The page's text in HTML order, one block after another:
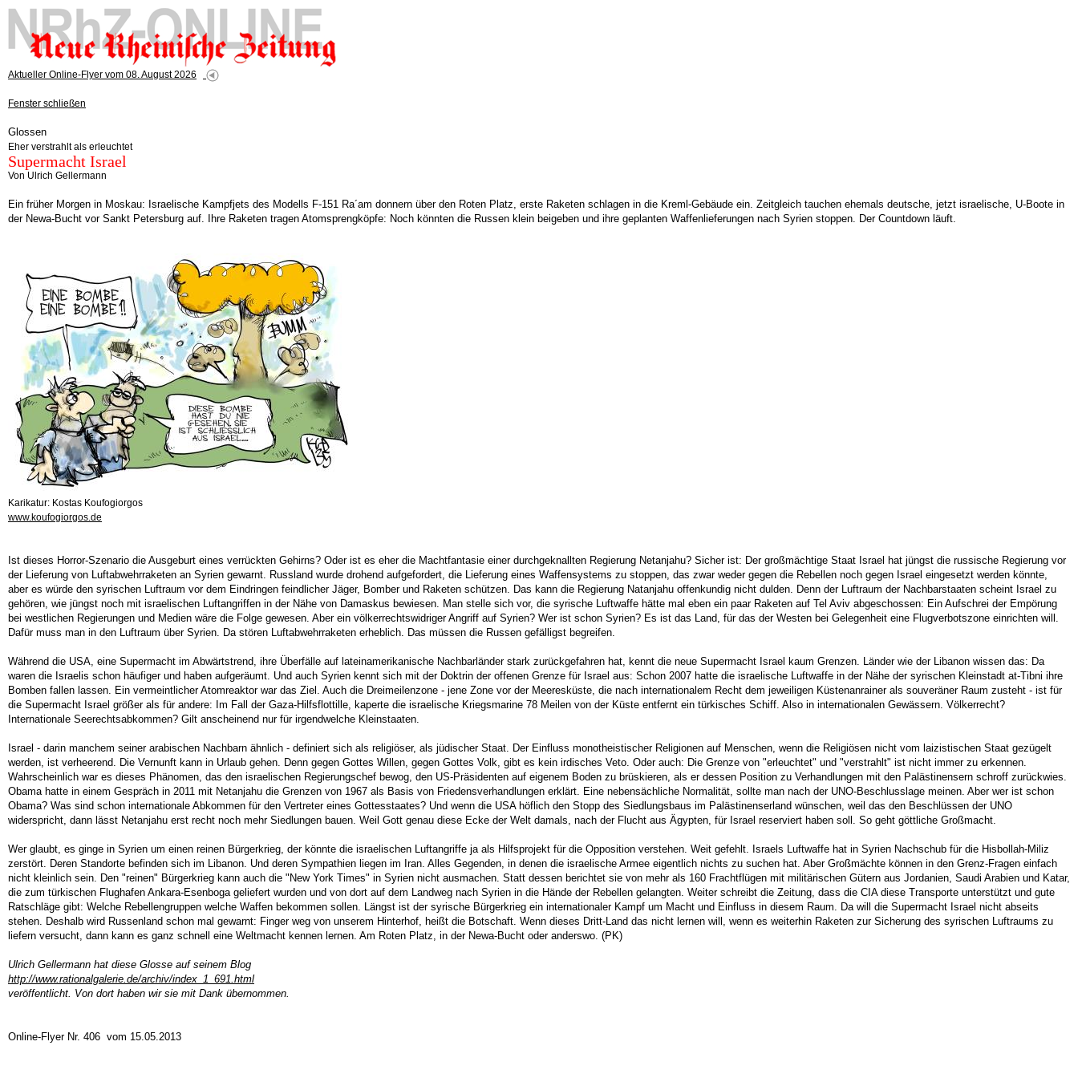
Aktueller Online-Flyer vom 08. August 2026
Fenster schließen
Glossen
Eher verstrahlt als erleuchtet
Supermacht Israel
Von Ulrich Gellermann
Ein früher Morgen in Moskau: Israelische Kampfjets des Modells F-151 Ra´am donnern über den Roten Platz, erste Raketen schlagen in die Kreml-Gebäude ein. Zeitgleich tauchen ehemals deutsche, jetzt israelische, U-Boote in
der Newa-Bucht vor Sankt Petersburg auf. Ihre Raketen tragen Atomsprengköpfe: Noch könnten die Russen klein beigeben und ihre geplanten Waffenlieferungen nach Syrien stoppen. Der Countdown läuft.
Karikatur: Kostas Koufogiorgos
www.koufogiorgos.de
Ist dieses Horror-Szenario die Ausgeburt eines verrückten Gehirns? Oder ist es eher die Machtfantasie einer durchgeknallten Regierung Netanjahu? Sicher ist: Der großmächtige Staat Israel hat jüngst die russische Regierung vor
der Lieferung von Luftabwehrraketen an Syrien gewarnt. Russland wurde drohend aufgefordert, die Lieferung eines Waffensystems zu stoppen, das zwar weder gegen die Rebellen noch gegen Israel eingesetzt werden könnte,
aber es würde den syrischen Luftraum vor dem Eindringen feindlicher Jäger, Bomber und Raketen schützen. Das kann die Regierung Natanjahu offenkundig nicht dulden. Denn der Luftraum der Nachbarstaaten scheint Israel zu
gehören, wie jüngst noch mit israelischen Luftangriffen in der Nähe von Damaskus bewiesen. Man stelle sich vor, die syrische Luftwaffe hätte mal eben ein paar Raketen auf Tel Aviv abgeschossen: Ein Aufschrei der Empörung
bei westlichen Regierungen und Medien wäre die Folge gewesen. Aber ein völkerrechtswidriger Angriff auf Syrien? Wer ist schon Syrien? Es ist das Land, für das der Westen bei Gelegenheit eine Flugverbotszone einrichten will.
Dafür muss man in den Luftraum über Syrien. Da stören Luftabwehrraketen erheblich. Das müssen die Russen gefälligst begreifen.
Während die USA, eine Supermacht im Abwärtstrend, ihre Überfälle auf lateinamerikanische Nachbarländer stark zurückgefahren hat, kennt die neue Supermacht Israel kaum Grenzen. Länder wie der Libanon wissen das: Da
waren die Israelis schon häufiger und haben aufgeräumt. Und auch Syrien kennt sich mit der Doktrin der offenen Grenze für Israel aus: Schon 2007 hatte die israelische Luftwaffe in der Nähe der syrischen Kleinstadt at-Tibni ihre
Bomben fallen lassen. Ein vermeintlicher Atomreaktor war das Ziel. Auch die Dreimeilenzone - jene Zone vor der Meeresküste, die nach internationalem Recht dem jeweiligen Küstenanrainer als souveräner Raum zusteht - ist für
die Supermacht Israel größer als für andere: Im Fall der Gaza-Hilfsflottille, kaperte die israelische Kriegsmarine 78 Meilen von der Küste entfernt ein türkisches Schiff. Also in internationalen Gewässern. Völkerrecht?
Internationale Seerechtsabkommen? Gilt anscheinend nur für irgendwelche Kleinstaaten.
Israel - darin manchem seiner arabischen Nachbarn ähnlich - definiert sich als religiöser, als jüdischer Staat. Der Einfluss monotheistischer Religionen auf Menschen, wenn die Religiösen nicht vom laizistischen Staat gezügelt
werden, ist verheerend. Die Vernunft kann in Urlaub gehen. Denn gegen Gottes Willen, gegen Gottes Volk, gibt es kein irdisches Veto. Oder auch: Die Grenze von "erleuchtet" und "verstrahlt" ist nicht immer zu erkennen.
Wahrscheinlich war es dieses Phänomen, das den israelischen Regierungschef bewog, den US-Präsidenten auf eigenem Boden zu brüskieren, als er dessen Position zu Verhandlungen mit den Palästinensern schroff zurückwies.
Obama hatte in einem Gespräch in 2011 mit Netanjahu die Grenzen von 1967 als Basis von Friedensverhandlungen erklärt. Eine nebensächliche Normalität, sollte man nach der UNO-Beschlusslage meinen. Aber wer ist schon
Obama? Was sind schon internationale Abkommen für den Vertreter eines Gottesstaates? Und wenn die USA höflich den Stopp des Siedlungsbaus im Palästinenserland wünschen, weil das den Beschlüssen der UNO
widerspricht, dann lässt Netanjahu erst recht noch mehr Siedlungen bauen. Weil Gott genau diese Ecke der Welt damals, nach der Flucht aus Ägypten, für Israel reserviert haben soll. So geht göttliche Großmacht.
Wer glaubt, es ginge in Syrien um einen reinen Bürgerkrieg, der könnte die israelischen Luftangriffe ja als Hilfsprojekt für die Opposition verstehen. Weit gefehlt. Israels Luftwaffe hat in Syrien Nachschub für die Hisbollah-Miliz
zerstört. Deren Standorte befinden sich im Libanon. Und deren Sympathien liegen im Iran. Alles Gegenden, in denen die israelische Armee eigentlich nichts zu suchen hat. Aber Großmächte können in den Grenz-Fragen einfach
nicht kleinlich sein. Den "reinen" Bürgerkrieg kann auch die "New York Times" in Syrien nicht ausmachen. Statt dessen berichtet sie von mehr als 160 Frachtflügen mit militärischen Gütern aus Jordanien, Saudi Arabien und Katar,
die zum türkischen Flughafen Ankara-Esenboga geliefert wurden und von dort auf dem Landweg nach Syrien in die Hände der Rebellen gelangten. Weiter schreibt die Zeitung, dass die CIA diese Transporte unterstützt und gute
Ratschläge gibt: Welche Rebellengruppen welche Waffen bekommen sollen. Längst ist der syrische Bürgerkrieg ein internationaler Kampf um Macht und Einfluss in diesem Raum. Da will die Supermacht Israel nicht abseits
stehen. Deshalb wird Russenland schon mal gewarnt: Finger weg von unserem Hinterhof, heißt die Botschaft. Wenn dieses Dritt-Land das nicht lernen will, wenn es weiterhin Raketen zur Sicherung des syrischen Luftraums zu
liefern versucht, dann kann es ganz schnell eine Weltmacht kennen lernen. Am Roten Platz, in der Newa-Bucht oder anderswo. (PK)
Ulrich Gellermann hat diese Glosse auf seinem Blog
http://www.rationalgalerie.de/archiv/index_1_691.html
veröffentlicht. Von dort haben wir sie mit Dank übernommen.
Online-Flyer Nr. 406 vom 15.05.2013